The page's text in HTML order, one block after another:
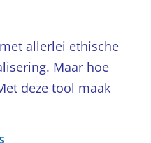
allerlei ethische
Maar hoe
deze tool maak